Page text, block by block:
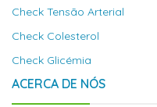
Check Tensão Arterial
Check Colesterol
Check Glicémia
ACERCA DE NÓS